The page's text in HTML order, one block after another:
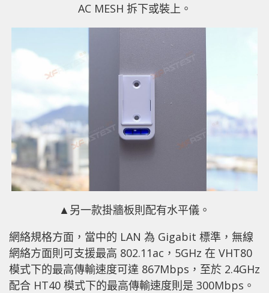
AC MESH 拆下或裝上。
▲另一款掛牆板則配有水平儀。
網絡規格方面，當中的 LAN 為 Gigabit 標準，無線
網絡方面則可支援最高 802.11ac，5GHz 在 VHT80
模式下的最高傳輸速度可達 867Mbps，至於 2.4GHz
配合 HT40 模式下的最高傳輸速度則是 300Mbps。